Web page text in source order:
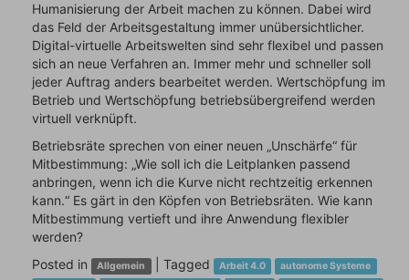
Humanisierung der Arbeit machen zu können. Dabei wird
das Feld der Arbeitsgestaltung immer unübersichtlicher.
Digital-virtuelle Arbeitswelten sind sehr flexibel und passen
sich an neue Verfahren an. Immer mehr und schneller soll
jeder Auftrag anders bearbeitet werden. Wertschöpfung im
Betrieb und Wertschöpfung betriebsübergreifend werden
virtuell verknüpft.
Betriebsräte sprechen von einer neuen „Unschärfe“ für
Mitbestimmung: „Wie soll ich die Leitplanken passend
anbringen, wenn ich die Kurve nicht rechtzeitig erkennen
kann.“ Es gärt in den Köpfen von Betriebsräten. Wie kann
Mitbestimmung vertieft und ihre Anwendung flexibler
werden?
Posted in
Allgemein Tagged Arbeit 4.0 autonome Systeme